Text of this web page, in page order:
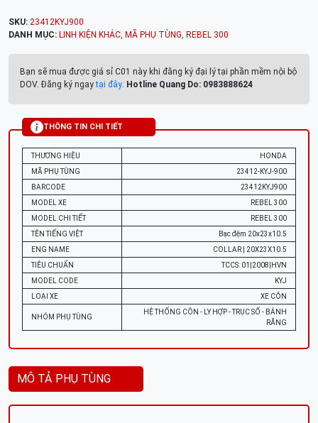
SKU: 23412KYJ900
DANH MỤC: LINH KIỆN KHÁC, MÃ PHỤ TÙNG, REBEL 300
Bạn sẽ mua được giá sỉ C01 này khi đăng ký đại lý tại phần mềm nội bộ
DOV. Đăng ký ngaytại đây. Hotline Quang Do: 0983888624
THÔNG TIN CHI TIẾT
THƯƠNG HIỆU
HONDA
MÃ PHỤ TÙNG
23412-KYJ-900
BARCODE
23412KYJ900
MODEL XE
REBEL 300
MODEL CHI TIẾT
REBEL 300
TÊN TIẾNG VIỆT
Bạc đệm 20x23x10.5
ENG NAME
COLLAR | 20X23X10.5
TIÊU CHUẨN
TCCS: 01|2008|HVN
MODEL CODE
KYJ
LOẠI XE
XE CÔN
NHÓM PHỤ TÙNG
HỆ THỐNG CÔN - LY HỢP - TRỤC SỐ - BÁNH
RĂNG
MÔ TẢ PHỤ TÙNG